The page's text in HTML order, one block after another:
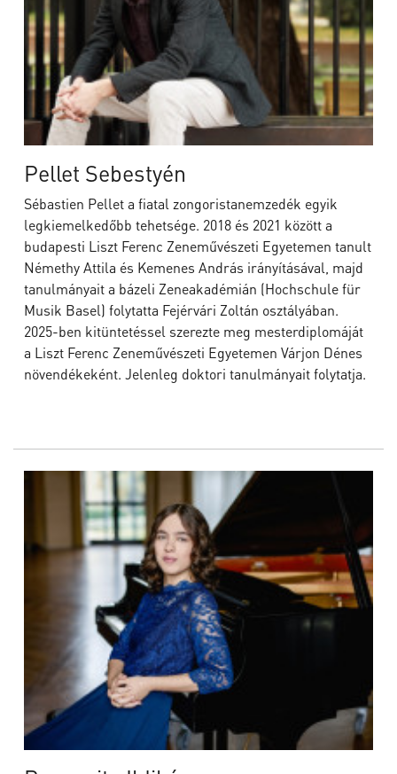
Pellet Sebestyén
Sébastien Pellet a fiatal zongoristanemzedék egyik
legkiemelkedőbb tehetsége. 2018 és 2021 között a
budapesti Liszt Ferenc Zeneművészeti Egyetemen tanult
Némethy Attila és Kemenes András irányításával, majd
tanulmányait a bázeli Zeneakadémián (Hochschule für
Musik Basel) folytatta Fejérvári Zoltán osztályában.
2025-ben kitüntetéssel szerezte meg mesterdiplomáját
a Liszt Ferenc Zeneművészeti Egyetemen Várjon Dénes
növendékeként. Jelenleg doktori tanulmányait folytatja.